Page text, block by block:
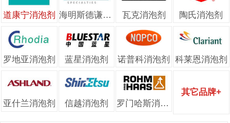
道康宁消泡剂 海明斯德谦消泡剂 瓦克消泡剂 陶氏消泡剂
罗地亚消泡剂 蓝星消泡剂 诺普科消泡剂 科莱恩消泡剂
亚什兰消泡剂 信越消泡剂 罗门哈斯消泡剂
其它品牌+